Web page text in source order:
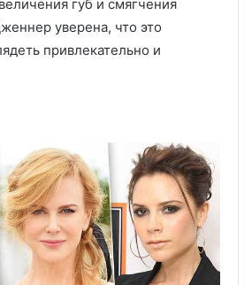
губ и смягчения
уверена, что это
привлекательно и